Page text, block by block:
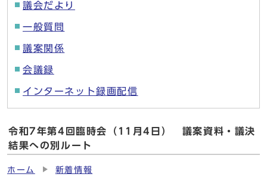
議会だより
一般質問
議案関係
会議録
インターネット録画配信
令和7年第4回臨時会（11月4日） 議案資料・議決
結果への別ルート
ホーム 新着情報